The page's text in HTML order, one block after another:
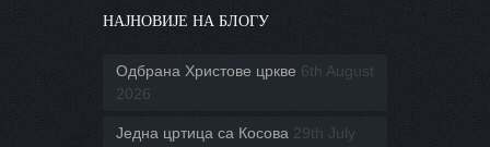
НАЈНОВИЈЕ НА БЛОГУ
Одбрана Христове цркве 6th August
2026
Једна цртица са Косова 29th July